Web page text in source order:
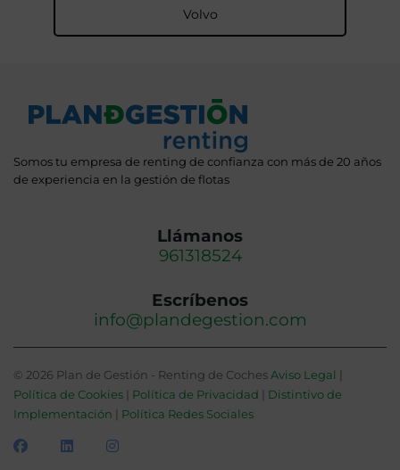
Volvo
Somos tu empresa de renting de confianza con más de 20 años
de experiencia en la gestión de flotas
Llámanos
961318524
Escríbenos
info@plandegestion.com
© 2026 Plan de Gestión - Renting de Coches Aviso Legal
Política de Cookies
Política de Privacidad
Distintivo de
Implementación
Política Redes Sociales